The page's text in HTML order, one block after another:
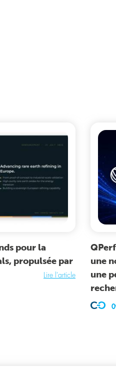
pour la
propulsée par
Lire l'article
une
une